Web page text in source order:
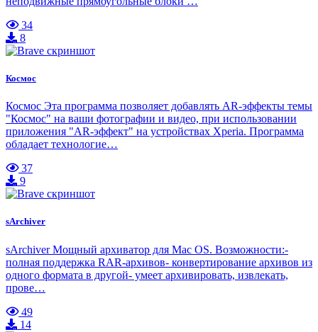
34
8
Космос
Космос Эта программа позволяет добавлять AR-эффекты темы
"Космос" на ваши фотографии и видео, при использовании
приложения "AR-эффект" на устройствах Xperia. Программа
обладает технологие…
37
9
sArchiver
sArchiver Мощный архиватор для Mac OS. Возможности:-
полная поддержка RAR-архивов- конвертирование архивов из
одного формата в другой- умеет архивировать, извлекать,
прове…
49
14